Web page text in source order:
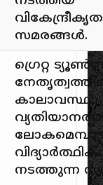
വികേന്ദ്രീകൃത
സമരങ്ങൾ.
ഗ്രെറ്റ
കാലാവസ്ഥാ
നടത്തുന്ന